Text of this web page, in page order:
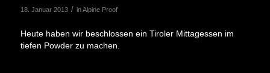
18. Januar 2013 / inAlpine Proof
Heute haben wir beschlossen ein Tiroler Mittagessen im
tiefen Powder zu machen.